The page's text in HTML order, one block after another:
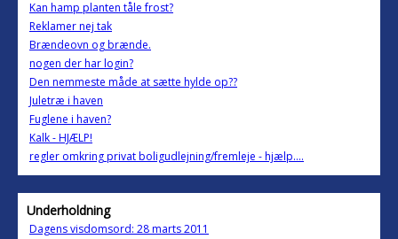
Kan hamp planten tåle frost?
Reklamer nej tak
Brændeovn og brænde.
nogen der har login?
Den nemmeste måde at sætte hylde op??
Juletræ i haven
Fuglene i haven?
Kalk - HJÆLP!
regler omkring privat boligudlejning/fremleje - hjælp....
Underholdning
Dagens visdomsord: 28 marts 2011